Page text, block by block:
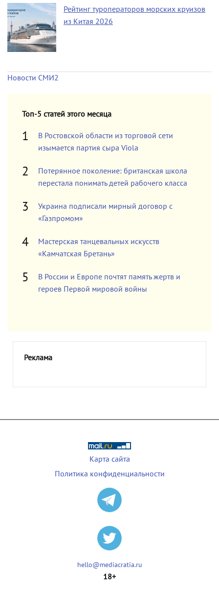
Рейтинг туроператоров морских круизов
из Китая 2026
Новости СМИ2
Топ-5 статей этого месяца
В Ростовской области из торговой сети
изымается партия сыра Viola
Потерянное поколение: британская школа
перестала понимать детей рабочего класса
Украина подписали мирный договор с
«Газпромом»
Мастерская танцевальных искусств
«Камчатская Бретань»
В России и Европе почтят память жертв и
героев Первой мировой войны
Реклама
Карта сайта
Политика конфиденциальности
hello@mediacratia.ru
18+